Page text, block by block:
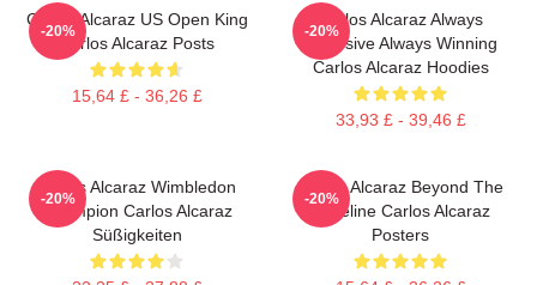
Carlos Alcaraz US Open King
Carlos Alcaraz Posts
15,64 £ - 36,26 £
-20%
Carlos Alcaraz Always
Explosive Always Winning
Carlos Alcaraz Hoodies
33,93 £ - 39,46 £
-20%
Carlos Alcaraz Wimbledon
Champion Carlos Alcaraz
Süßigkeiten
-20%
Carlos Alcaraz Beyond The
Baseline Carlos Alcaraz
Posters
-20%